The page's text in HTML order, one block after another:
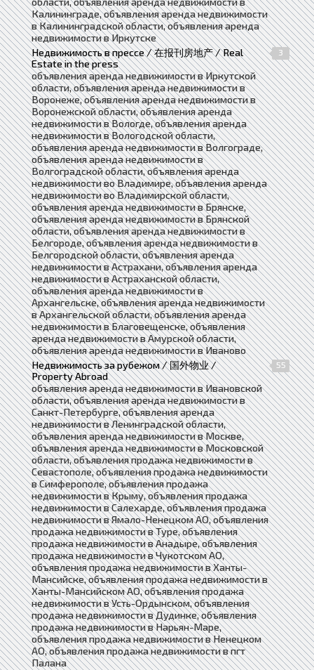
Калининграде, объявления аренда недвижимости
в Калининградской области, объявления аренда
недвижимости в Иркутске
Недвижимость в прессе / 在报刊房地产 / Real
Estate in the press
3
объявления аренда недвижимости в Иркутской
области, объявления аренда недвижимости в
Воронеже, объявления аренда недвижимости в
Воронежской области, объявления аренда
недвижимости в Вологде, объявления аренда
недвижимости в Вологодской области,
объявления аренда недвижимости в Волгограде,
объявления аренда недвижимости в
Волгоградской области, объявления аренда
недвижимости во Владимире, объявления аренда
недвижимости во Владимирской области,
объявления аренда недвижимости в Брянске,
объявления аренда недвижимости в Брянской
области, объявления аренда недвижимости в
Белгороде, объявления аренда недвижимости в
Белгородской области, объявления аренда
недвижимости в Астрахани, объявления аренда
недвижимости в Астраханской области,
объявления аренда недвижимости в
Архангельске, объявления аренда недвижимости
в Архангельской области, объявления аренда
недвижимости в Благовещенске, объявления
аренда недвижимости в Амурской области,
объявления аренда недвижимости в Иваново
Недвижимость за рубежом / 国外物业 /
Property Abroad
55
объявления аренда недвижимости в Ивановской
области, объявления аренда недвижимости в
Санкт-Петербурге, объявления аренда
недвижимости в Ленинградской области,
объявления аренда недвижимости в Москве,
объявления аренда недвижимости в Московской
области, объявления продажа недвижимости в
Севастополе, объявления продажа недвижимости
в Симферополе, объявления продажа
недвижимости в Крыму, объявления продажа
недвижимости в Салехарде, объявления продажа
недвижимости в Ямало-Ненецком АО, объявления
продажа недвижимости в Туре, объявления
продажа недвижимости в Анадыре, объявления
продажа недвижимости в Чукотском АО,
объявления продажа недвижимости в Ханты-
Мансийске, объявления продажа недвижимости в
Ханты-Мансийском АО, объявления продажа
недвижимости в Усть-Ордынском, объявления
продажа недвижимости в Дудинке, объявления
продажа недвижимости в Нарьян-Маре,
объявления продажа недвижимости в Ненецком
АО, объявления продажа недвижимости в пгт
Палана